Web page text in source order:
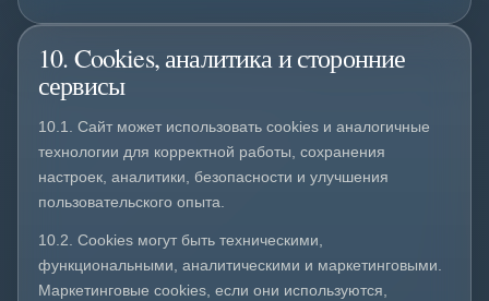
10. Cookies, аналитика и сторонние
сервисы
10.1. Сайт может использовать cookies и аналогичные
технологии для корректной работы, сохранения
настроек, аналитики, безопасности и улучшения
пользовательского опыта.
10.2. Cookies могут быть техническими,
функциональными, аналитическими и маркетинговыми.
Маркетинговые cookies, если они используются,